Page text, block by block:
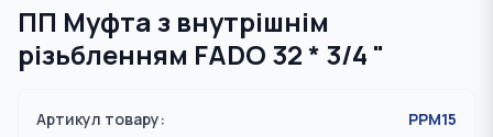
ПП Муфта з внутрішнім
різьбленням FADO 32 * 3/4 "
Артикул товару: PPM15